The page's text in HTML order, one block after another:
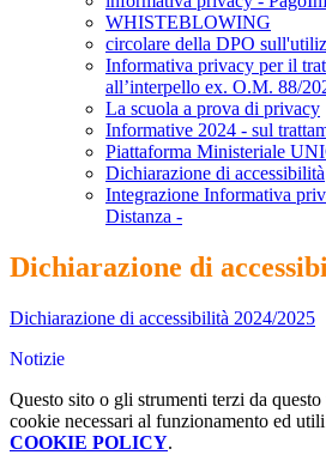
WHISTEBLOWING
circolare della DPO
Informativa privacy per il
all’interpello ex. O.M. 88/
La scuola a prova di privacy
Informative 2024 - sul
Piattaforma Ministeriale
Dichiarazione di accessibilità
Integrazione Informativa
Distanza -
Dichiarazione di
Dichiarazione di accessibilità 2024/2025
Notizie
Questo sito o gli strumenti terzi da
cookie necessari al funzionamento ed
COOKIE POLICY.